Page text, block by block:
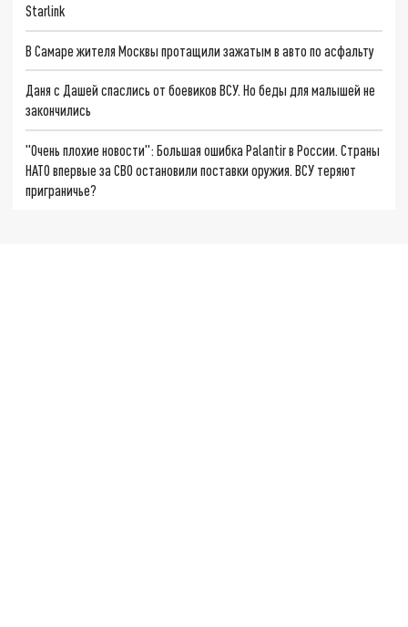
Starlink
В Самаре жителя Москвы протащили зажатым в авто по асфальту
Даня с Дашей спаслись от боевиков ВСУ. Но беды для малышей не
закончились
"Очень плохие новости": Большая ошибка Palantir в России. Страны
НАТО впервые за СВО остановили поставки оружия. ВСУ теряют
приграничье?